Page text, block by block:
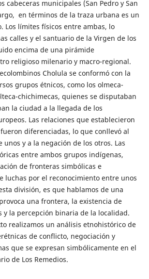
cabeceras municipales (San Pedro y San
en términos de la traza urbana es un
Los límites físicos entre ambas, lo
calles y el santuario de la Virgen de los
encima de una pirámide
religioso milenario y macro-regional.
Cholula se conformó con la
grupos étnicos, como los olmeca-
chichimecas, quienes se disputaban
la ciudad a la llegada de los
Las relaciones que establecieron
diferenciadas, lo que conllevó al
unos y a la negación de los otros. Las
entre ambos grupos indígenas,
de fronteras simbólicas e
luchas por el reconocimiento entre unos
división, es que hablamos de una
una frontera, la existencia de
y la percepción binaria de la localidad.
realizamos un análisis etnohistórico de
de conflicto, negociación y
que se expresan simbólicamente en el
de Los Remedios.